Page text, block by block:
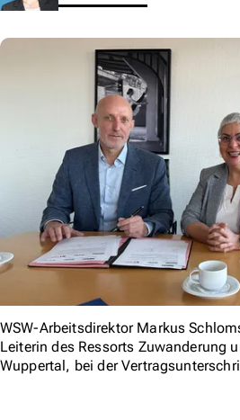
WSW-Arbeitsdirektor Markus
Leiterin des Ressorts Zuwanderung
Wuppertal, bei der